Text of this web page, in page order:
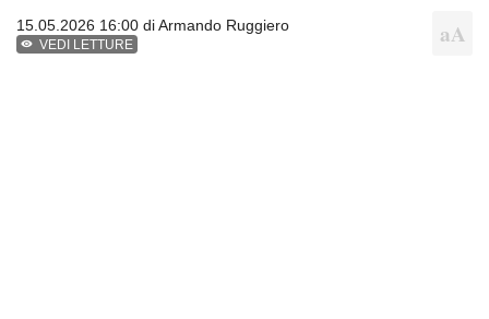
15.05.2026 16:00 diArmando Ruggiero
VEDI LETTURE